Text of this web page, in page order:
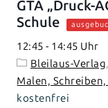
GTA „Druck-
Schule
12:45 - 14:45
Bleilaus-Verlag
Malen,
kostenfrei